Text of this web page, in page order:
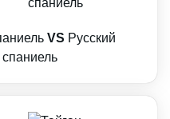
VS Русский